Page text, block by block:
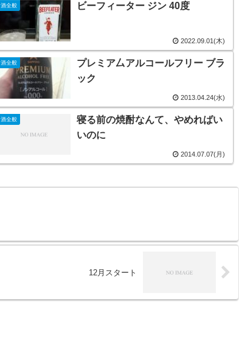
酒全般 ビーフィーター ジン 40度
2022.09.01(木)
酒全般
プレミア厶アルコールフリー ブラ
ック
2013.04.24(水)
酒全般
寝る前の焼酎なんて、やめればい
いのに
2014.07.07(月)
12月スタート